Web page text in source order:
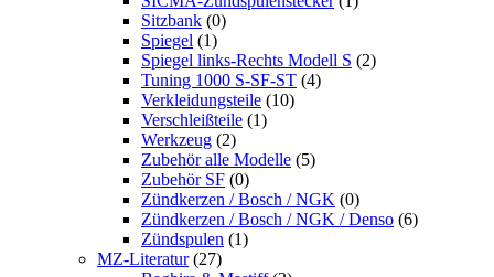
Sitzbank (0)
Spiegel (1)
Spiegel links-Rechts Modell S (2)
Tuning 1000 S-SF-ST (4)
Verkleidungsteile (10)
Verschleißteile (1)
Werkzeug (2)
Zubehör alle Modelle (5)
Zubehör SF (0)
Zündkerzen / Bosch / NGK (0)
Zündkerzen / Bosch / NGK / Denso (6)
Zündspulen (1)
MZ-Literatur (27)